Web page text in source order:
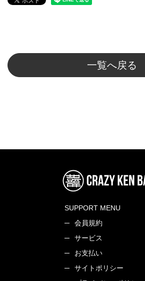
一覧へ戻る
SUPPORT MENU
会員規約
サービス
お支払い
サイトポリシー